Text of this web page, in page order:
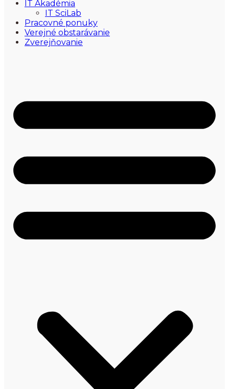
IT Akadémia
IT SciLab
Pracovné ponuky
Verejné obstarávanie
Zverejňovanie